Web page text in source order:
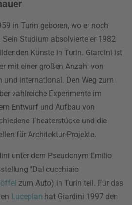
in Turin geboren, wo er noch
Sein Studium absolvierte er 1982
Künste in Turin. Giardini ist
mit einer großen Anzahl von
und international. Den Weg zum
zahlreiche Experimente im
Entwurf und Aufbau von
Theaterstücke und die
für Architektur-Projekte.
unter dem Pseudonym Emilio
"Dal cucchiaio
zum Auto) in Turin teil. Für das
Luceplan hat Giardini 1997 den